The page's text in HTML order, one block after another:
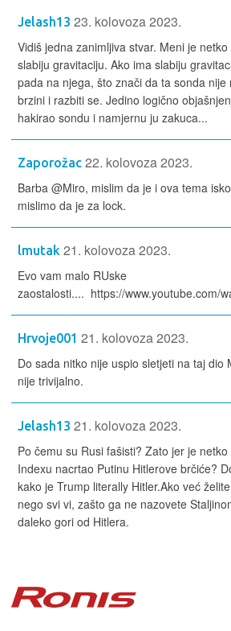
Jelash13 23. kolovoza 2023.
Vidiš jedna zanimljiva stvar. Meni je
slabiju gravitaciju. Ako ima slabiju
pada na njega, što znači da ta sonda
brzini i razbiti se. Jedino logično
hakirao sondu i namjernu ju zakuca...
Zaporožac 22. kolovoza 2023.
Barba @Miro, mislim da je i ova tema
mislimo da je za lock.
lmutak 21. kolovoza 2023.
Evo vam malo RUske
zaostalosti.... https://www.youtube.com/
Hrvoje001 21. kolovoza 2023.
Do sada nitko nije uspio sletjeti na taj dio
nije trivijalno.
Jelash13 21. kolovoza 2023.
Po čemu su Rusi fašisti? Zato jer je
Indexu nacrtao Putinu Hitlerove brčiće?
kako je Trump literally Hitler.Ako već
nego svi vi, zašto ga ne nazovete
daleko gori od Hitlera.